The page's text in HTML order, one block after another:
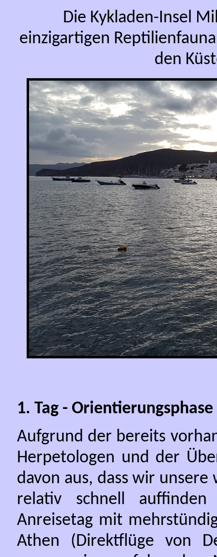
Die Kykladen-Insel
einzigartigen
den
1. Tag - Orientierungsphase
Aufgrund der bereits
Herpetologen und der
davon aus, dass wir
relativ schnell auffinden
Anreisetag mit
Athen (Direktflüge von